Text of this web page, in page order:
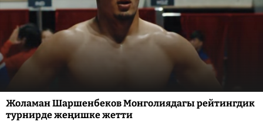
Жоламан Шаршенбеков Монголиядагы рейтингдик
турнирде жеңишке жетти